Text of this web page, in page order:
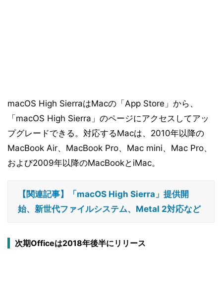
macOS High SierraはMacの「App Store」から、
「macOS High Sierra」のページにアクセスしてアッ
プグレードできる。対応するMacは、2010年以降の
MacBook Air、MacBook Pro、Mac mini、Mac Pro、
および2009年以降のMacBookとiMac。
【関連記事】「macOS High Sierra」提供開
始、新世代ファイルシステム、Metal 2対応など
次期Officeは2018年後半にリリース